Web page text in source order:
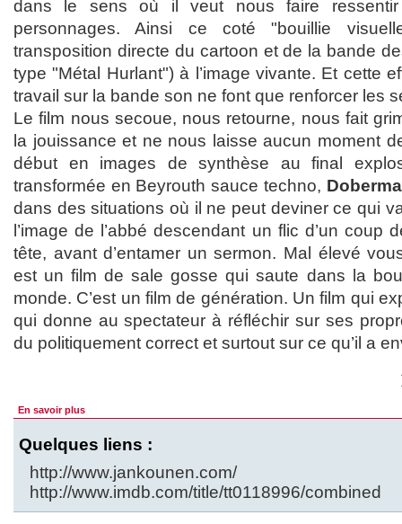
dans le sens où il veut nous faire
personnages. Ainsi ce coté "bouillie
transposition directe du cartoon et de la bande
type "Métal Hurlant") à l’image vivante. Et cette
travail sur la bande son ne font que renforcer les
Le film nous secoue, nous retourne, nous fait
la jouissance et ne nous laisse aucun moment
début en images de synthèse au final
transformée en Beyrouth sauce techno,
dans des situations où il ne peut deviner ce qui
l’image de l’abbé descendant un flic d’un coup
tête, avant d’entamer un sermon. Mal élevé
est un film de sale gosse qui saute dans la
monde. C’est un film de génération. Un film qui
qui donne au spectateur à réfléchir sur ses
du politiquement correct et surtout sur ce qu’il a
En savoir plus
Quelques liens :
http://www.jankounen.com/
http://www.imdb.com/title/tt0118996/combined